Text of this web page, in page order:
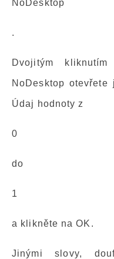
NoDesktop
.
Dvojitým
NoDesktop
Údaj hodnoty z
0
do
1
a klikněte na OK.
Jinými slovy,